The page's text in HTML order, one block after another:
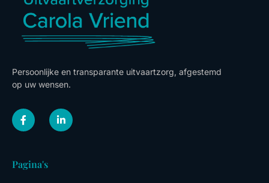
Persoonlijke en transparante uitvaartzorg, afgestemd
op uw wensen.
F
a
c
e
o
k
L
i
n
k
Pagina's